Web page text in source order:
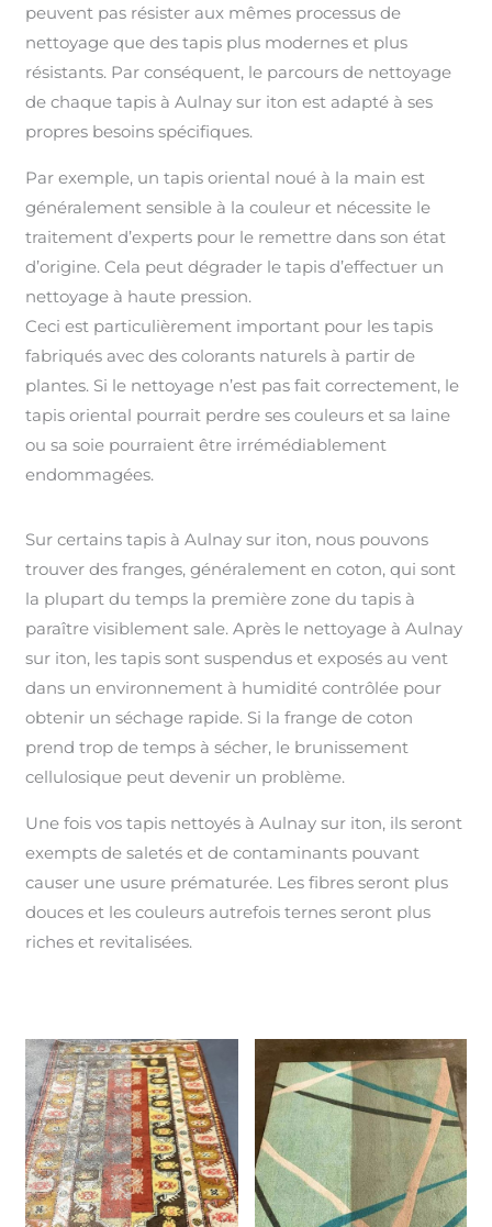
peuvent pas résister aux mêmes processus de
nettoyage que des tapis plus modernes et plus
résistants. Par conséquent, le parcours de nettoyage
de chaque tapis à Aulnay sur iton est adapté à ses
propres besoins spécifiques.
Par exemple, un tapis oriental noué à la main est
généralement sensible à la couleur et nécessite le
traitement d’experts pour le remettre dans son état
d’origine. Cela peut dégrader le tapis d’effectuer un
nettoyage à haute pression.
Ceci est particulièrement important pour les tapis
fabriqués avec des colorants naturels à partir de
plantes. Si le nettoyage n’est pas fait correctement, le
tapis oriental pourrait perdre ses couleurs et sa laine
ou sa soie pourraient être irrémédiablement
endommagées.
Sur certains tapis à Aulnay sur iton, nous pouvons
trouver des franges, généralement en coton, qui sont
la plupart du temps la première zone du tapis à
paraître visiblement sale. Après le nettoyage à Aulnay
sur iton, les tapis sont suspendus et exposés au vent
dans un environnement à humidité contrôlée pour
obtenir un séchage rapide. Si la frange de coton
prend trop de temps à sécher, le brunissement
cellulosique peut devenir un problème.
Une fois vos tapis nettoyés à Aulnay sur iton, ils seront
exempts de saletés et de contaminants pouvant
causer une usure prématurée. Les fibres seront plus
douces et les couleurs autrefois ternes seront plus
riches et revitalisées.